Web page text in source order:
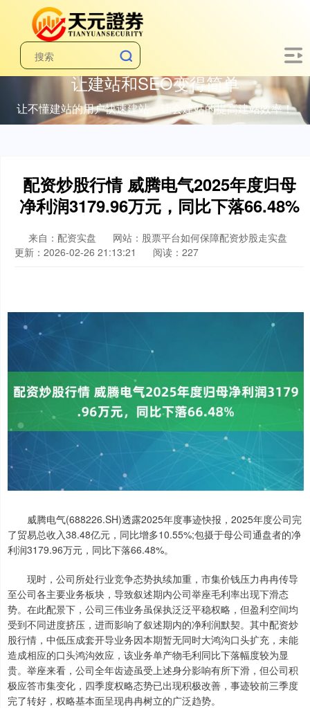
让建站和SEO变得简单
让不懂建站的用户快速建站，让会建站的提高建站效率！
配资炒股行情 威腾电气2025年度归母
净利润3179.96万元，同比下落66.48%
来自：配资实盘
网站：股票平台如何保障配资炒股走实盘
更新：2026-02-26 21:13:21
阅读：227
威腾电气(688226.SH)透露2025年度事迹快报，2025年度公司完
了贸易总收入38.48亿元，同比增多10.55%;包摄于母公司通盘者的净
利润3179.96万元，同比下落66.48%。
现时，公司所处行业竞争态势执续加重，市集价钱压力冉冉传导
至公司各主要业务板块，导致叙述期内公司举座毛利率出现下滑态
势。在此配景下，公司三伟业务虽保执泛泛平稳权略，但盈利空间均
受到不同进度挤压，进而影响了叙述期内的净利润默契。其中配资炒
股行情，中低压成套开导业务因本期暂无同时大鸿沟口头扩充，未能
造成相应的口头鸿沟效应，该业务单产物毛利同比下落幅度较为显
贵。举座来看，公司全年齿迹虽受上述身分影响有所下滑，但公司积
极应答市集变化，四季度权略态势已出现积极改善，事迹较前三季度
完了转好，权略基本面呈现冉冉树立的广泛趋势。